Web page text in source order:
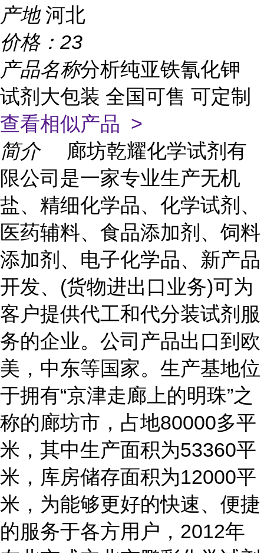
产地 河北
价格： 23
产品名称分析纯亚铁氰化钾
试剂大包装 全国可售 可定制
查看相似产品 >
简介
廊坊乾耀化学试剂有
限公司是一家专业生产无机
盐、精细化学品、化学试剂、
医药辅料、食品添加剂、饲料
添加剂、电子化学品、新产品
开发、(货物进出口业务)可为
客户提供代工和代分装试剂服
务的企业。公司产品出口到欧
美，中东等国家。生产基地位
于拥有“京津走廊上的明珠”之
称的廊坊市，占地80000多平
米，其中生产面积为53360平
米，库房储存面积为12000平
米，为能够更好的快速、便捷
的服务于各方用户，2012年